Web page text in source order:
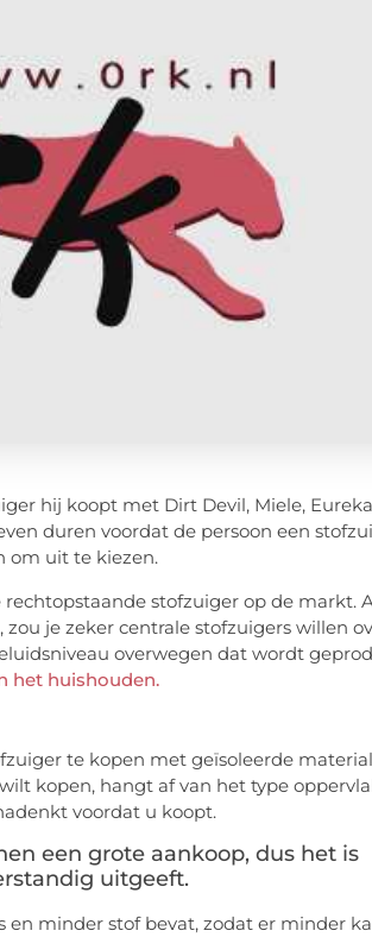
hij koopt met Dirt Devil, Miele,
duren voordat de persoon een
om uit te kiezen.
stofzuiger op de markt.
je zeker centrale stofzuigers willen
overwegen dat wordt
het huishouden.
te kopen met geïsoleerde
kopen, hangt af van het type
voordat u koopt.
een grote aankoop, dus het is
uitgeeft.
minder stof bevat, zodat er minder